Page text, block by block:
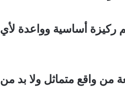
ركيزة أساسية وواعدة لأي
من واقع متماثل ولا بد من